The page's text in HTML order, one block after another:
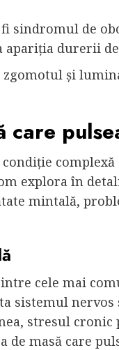
sindromul de
durerii de
și
care
explora în
mintală,
cele mai
sistemul
stresul cronic
de masă care